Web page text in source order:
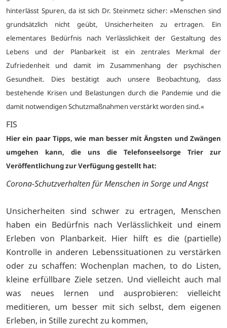
hinterlässt Spuren, da ist sich Dr. Steinmetz sicher: »Menschen sind
grundsätzlich nicht geübt, Unsicherheiten zu ertragen. Ein
elementares Bedürfnis nach Verlässlichkeit der Gestaltung des
Lebens und der Planbarkeit ist ein zentrales Merkmal der
Zufriedenheit und damit im Zusammenhang der psychischen
Gesundheit. Dies bestätigt auch unsere Beobachtung, dass
bestehende Krisen und Belastungen durch die Pandemie und die
damit notwendigen Schutzmaßnahmen verstärkt worden sind.«
FIS
Hier ein paar Tipps, wie man besser mit Ängsten und Zwängen
umgehen kann, die uns die Telefonseelsorge Trier zur
Veröffentlichung zur Verfügung gestellt hat:
Corona-Schutzverhalten für Menschen in Sorge und Angst
Unsicherheiten sind schwer zu ertragen, Menschen
haben ein Bedürfnis nach Verlässlichkeit und einem
Erleben von Planbarkeit. Hier hilft es die (partielle)
Kontrolle in anderen Lebenssituationen zu verstärken
oder zu schaffen: Wochenplan machen, to do Listen,
kleine erfüllbare Ziele setzen. Und vielleicht auch mal
was neues lernen und ausprobieren: vielleicht
meditieren, um besser mit sich selbst, dem eigenen
Erleben, in Stille zurecht zu kommen,